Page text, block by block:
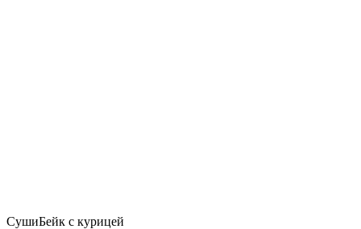
СушиБейк с курицей